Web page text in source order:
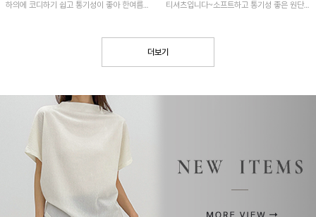
하의에 코디하기 쉽고 통기성이 좋아 한여름에
티셔츠입니다~소프트하고 통기성 좋은 원단
더보기